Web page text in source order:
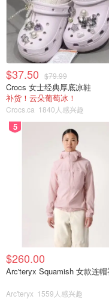
$37.50 $79.99
Crocs 女士经典厚底凉鞋
补货！云朵葡萄冰！
Crocs.ca 1840人感兴趣
5
$260.00
Arc'teryx Squamish 女款连帽
Arc'teryx 1559人感兴趣